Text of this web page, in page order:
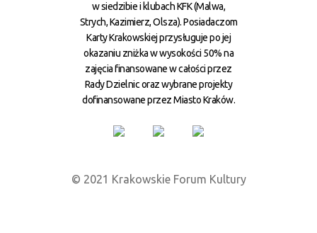
w siedzibie i klubach KFK (Malwa,
Strych, Kazimierz, Olsza). Posiadaczom
Karty Krakowskiej przysługuje po jej
okazaniu zniżka w wysokości 50% na
zajęcia finansowane w całości przez
Rady Dzielnic oraz wybrane projekty
dofinansowane przez Miasto Kraków.
© 2021 Krakowskie Forum Kultury